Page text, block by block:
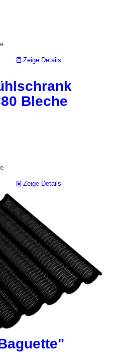
Zeige Details
Bleche
Zeige Details